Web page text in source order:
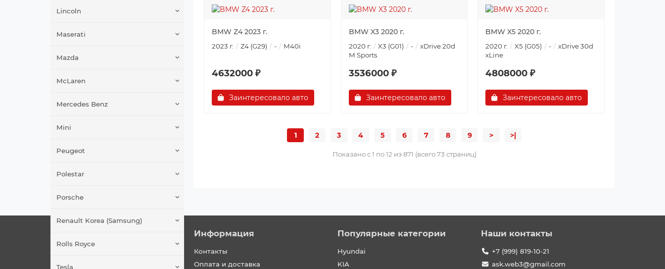
Lincoln
Maserati
Mazda
McLaren
Mercedes Benz
Mini
Peugeot
Polestar
Porsche
Renault Korea (Samsung)
Rolls Royce
Tesla
BMW Z4 2023 г.
2023 г. Z4 (G29) - M40i
4632000 ₽
Заинтересовало авто
BMW X3 2020 г.
2020 г. X3 (G01) -
xDrive 20d
M Sports
3536000 ₽
Заинтересовало авто
BMW X5 2020 г.
2020 г. X5 (G05) -
xDrive 30d
xLine
4808000 ₽
Заинтересовало авто
1 2 3 4 5 6 7 8 9 > >|
Показано с 1 по 12 из 871 (всего 73 страниц)
О нас
Политика конфиденциальности
Информация
Контакты
Оплата и доставка
Популярные категории
Hyundai
KIA
Наши контакты
+7 (999) 819-10-21
ask.web3@gmail.com